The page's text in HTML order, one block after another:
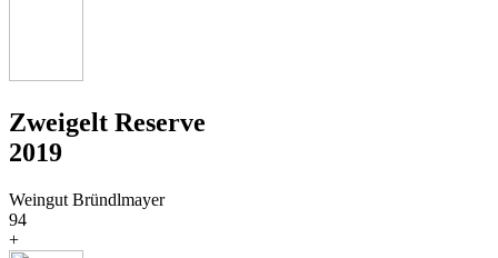
Zweigelt Reserve
2019
Weingut Bründlmayer
94
+